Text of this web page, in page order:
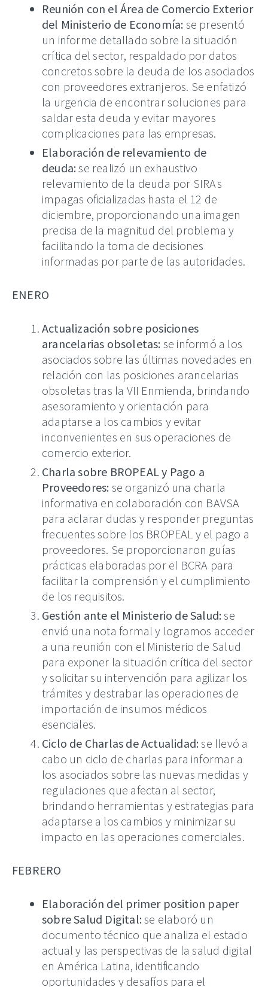
Reunión con el Área de Comercio Exterior
del Ministerio de Economía: se presentó
un informe detallado sobre la situación
crítica del sector, respaldado por datos
concretos sobre la deuda de los asociados
con proveedores extranjeros. Se enfatizó
la urgencia de encontrar soluciones para
saldar esta deuda y evitar mayores
complicaciones para las empresas.
Elaboración de relevamiento de
deuda: se realizó un exhaustivo
relevamiento de la deuda por SIRAs
impagas oficializadas hasta el 12 de
diciembre, proporcionando una imagen
precisa de la magnitud del problema y
facilitando la toma de decisiones
informadas por parte de las autoridades.
ENERO
Actualización sobre posiciones
arancelarias obsoletas: se informó a los
asociados sobre las últimas novedades en
relación con las posiciones arancelarias
obsoletas tras la VII Enmienda, brindando
asesoramiento y orientación para
adaptarse a los cambios y evitar
inconvenientes en sus operaciones de
comercio exterior.
Charla sobre BROPEAL y Pago a
Proveedores: se organizó una charla
informativa en colaboración con BAVSA
para aclarar dudas y responder preguntas
frecuentes sobre los BROPEAL y el pago a
proveedores. Se proporcionaron guías
prácticas elaboradas por el BCRA para
facilitar la comprensión y el cumplimiento
de los requisitos.
Gestión ante el Ministerio de Salud: se
envió una nota formal y logramos acceder
a una reunión con el Ministerio de Salud
para exponer la situación crítica del sector
y solicitar su intervención para agilizar los
trámites y destrabar las operaciones de
importación de insumos médicos
esenciales.
Ciclo de Charlas de Actualidad: se llevó a
cabo un ciclo de charlas para informar a
los asociados sobre las nuevas medidas y
regulaciones que afectan al sector,
brindando herramientas y estrategias para
adaptarse a los cambios y minimizar su
impacto en las operaciones comerciales.
FEBRERO
Elaboración del primer position paper
sobre Salud Digital: se elaboró un
documento técnico que analiza el estado
actual y las perspectivas de la salud digital
en América Latina, identificando
oportunidades y desafíos para el